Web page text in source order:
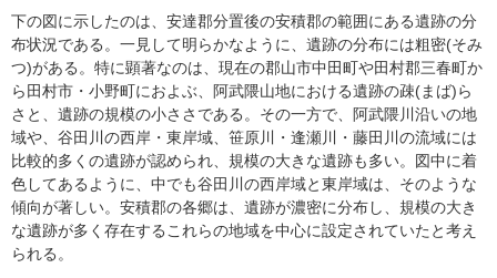
下の図に示したのは、安達郡分置後の安積郡の範囲にある遺跡の分
布状況である。一見して明らかなように、遺跡の分布には粗密(そみ
つ)がある。特に顕著なのは、現在の郡山市中田町や田村郡三春町か
ら田村市・小野町におよぶ、阿武隈山地における遺跡の疎(まば)ら
さと、遺跡の規模の小ささである。その一方で、阿武隈川沿いの地
域や、谷田川の西岸・東岸域、笹原川・逢瀬川・藤田川の流域には
比較的多くの遺跡が認められ、規模の大きな遺跡も多い。図中に着
色してあるように、中でも谷田川の西岸域と東岸域は、そのような
傾向が著しい。安積郡の各郷は、遺跡が濃密に分布し、規模の大き
な遺跡が多く存在するこれらの地域を中心に設定されていたと考え
られる。